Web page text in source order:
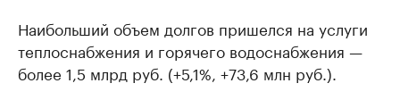
Наибольший объем долгов пришелся на услуги
теплоснабжения и горячего водоснабжения —
более 1,5 млрд руб. (+5,1%, +73,6 млн руб.).